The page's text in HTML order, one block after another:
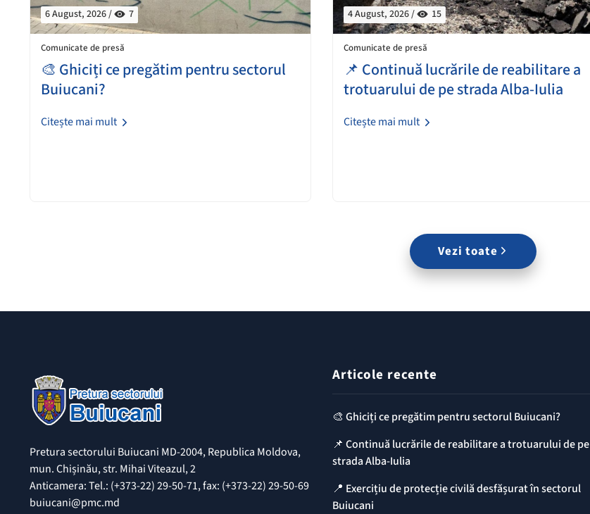
6 August, 2026 / 7
Comunicate de presă
🎨 Ghiciți ce pregătim pentru sectorul
Buiucani?
Citește mai mult
4 August, 2026 / 15
Comunicate de presă
📌 Continuă lucrările de reabilitare a
trotuarului de pe strada Alba-Iulia
Citește mai mult
Vezi toate
Pretura sectorului Buiucani MD-2004, Republica Moldova,
mun. Chișinău, str. Mihai Viteazul, 2
Anticamera: Tel.: (+373-22) 29-50-71, fax: (+373-22) 29-50-69
buiucani@pmc.md
Articole recente
🎨 Ghiciți ce pregătim pentru sectorul Buiucani?
📌 Continuă lucrările de reabilitare a trotuarului de pe
strada Alba-Iulia
📍 Exercițiu de protecție civilă desfășurat în sectorul
Buiucani